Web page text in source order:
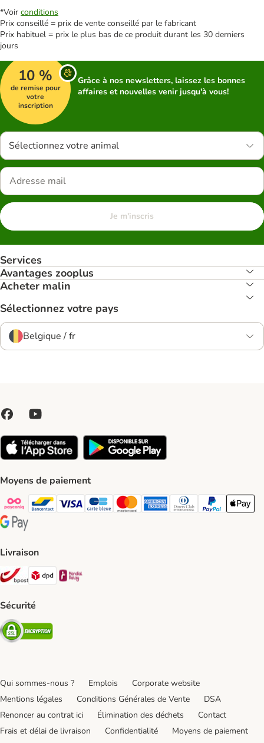
*Voir conditions
Prix conseillé = prix de vente conseillé par le fabricant
Prix habituel = prix le plus bas de ce produit durant les 30 derniers
jours
10 %
de remise pour
votre
inscription
Grâce à nos newsletters, laissez les bonnes
affaires et nouvelles venir jusqu'à vous!
Sélectionnez votre animal
Je m'inscris
Services
Avantages zooplus
Acheter malin
Sélectionnez votre pays
Belgique / fr
Moyens de paiement
Payconiq Payment Method
bancontact Payment Method
Visa Payment Method
carte bleue Payment Method
Master card Payment Method
American express Payment
Diners club Payment
Paypal Payment
Apple
Google Pay Payment Method
Livraison
Bpost Shipping Method
DPD Shipping Method
Sécurité
Security
Qui sommes-nous ? Emplois
Corporate website
Mentions légales
Conditions Générales de Vente
DSA
Renoncer au contrat ici
Élimination des déchets
Contact
Frais et délai de livraison
Confidentialité
Moyens de paiement